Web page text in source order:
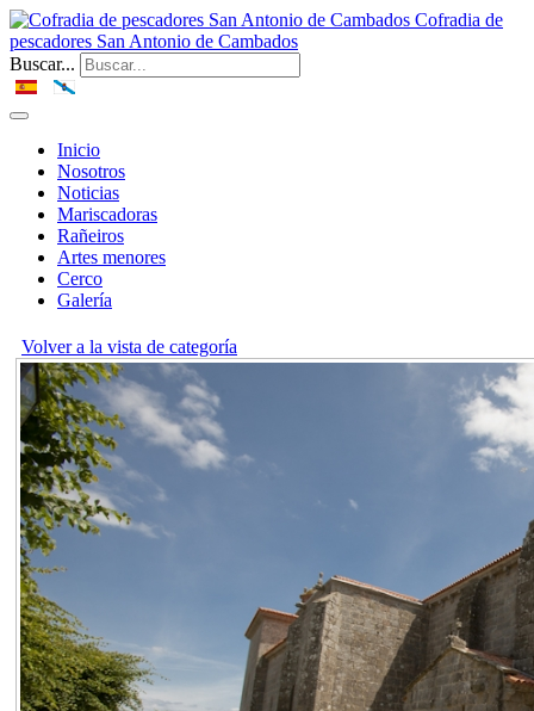
Cofradia de
pescadores San Antonio de Cambados
Buscar...
Inicio
Nosotros
Noticias
Mariscadoras
Rañeiros
Artes menores
Cerco
Galería
Volver a la vista de categoría